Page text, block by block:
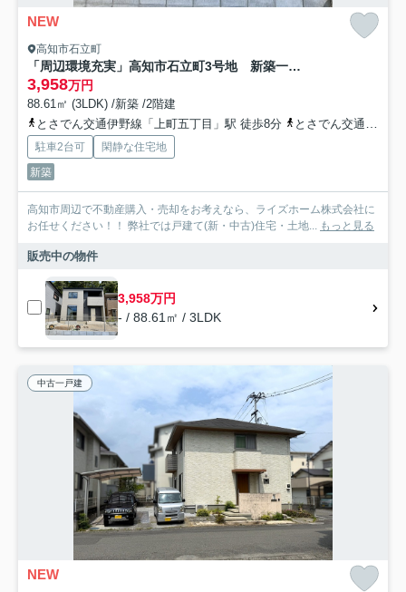
NEW
高知市石立町
「周辺環境充実」高知市石立町3号地 新築一戸建て
3,958万円
88.61㎡ (3LDK) /新築 /2階建
とさでん交通伊野線「上町五丁目」駅 徒歩8分
とさでん交通「石立神社前」バス停下車 徒歩2分
駐車2台可
閑静な住宅地
新築
高知市周辺で不動産購入・売却をお考えなら、ライズホーム株式会社に
お任せください！！ 弊社では戸建て(新・中古)住宅・土地... もっと見る
販売中の物件
3,958万円
- / 88.61㎡ / 3LDK
中古一戸建
NEW